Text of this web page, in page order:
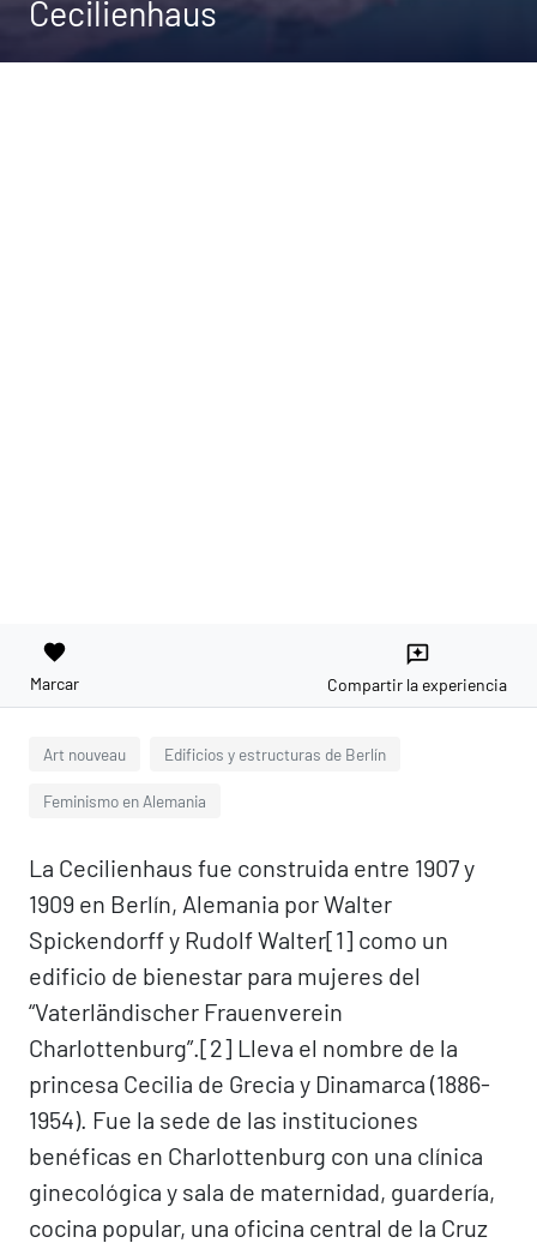
Cecilienhaus
favorite
Marcar
reviews
Compartir la experiencia
Art nouveau Edificios y estructuras de Berlín
Feminismo en Alemania
La Cecilienhaus fue construida entre 1907 y
1909 en Berlín, Alemania por Walter
Spickendorff y Rudolf Walter[1]​ como un
edificio de bienestar para mujeres del
“Vaterländischer Frauenverein
Charlottenburg”.[2]​ Lleva el nombre de la
princesa Cecilia de Grecia y Dinamarca (1886-
1954). Fue la sede de las instituciones
benéficas en Charlottenburg con una clínica
ginecológica y sala de maternidad, guardería,
cocina popular, una oficina central de la Cruz